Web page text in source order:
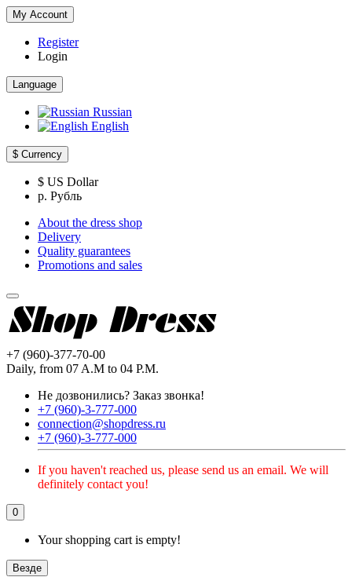
My Account
Register
Login
Language
Russian
English
$ Currency
$ US Dollar
р. Рубль
About the dress shop
Delivery
Quality guarantees
Promotions and sales
+7 (960)-377-70-00
Daily, from 07 A.M to 04 P.M.
Не дозвонились? Заказ звонка!
+7 (960)-3-777-000
connection@shopdress.ru
+7 (960)-3-777-000
If you haven't reached us, please send us an email. We will
definitely contact you!
0
Your shopping cart is empty!
Везде